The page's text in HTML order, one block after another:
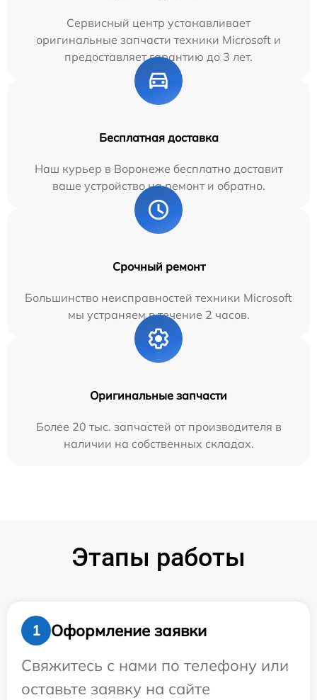
Сервисный центр устанавливает
оригинальные запчасти техники Microsoft и
предоставляет гарантию до 3 лет.
Бесплатная доставка
Наш курьер в Воронеже бесплатно доставит
ваше устройство на ремонт и обратно.
Срочный ремонт
Большинство неисправностей техники Microsoft
мы устраняем в течение 2 часов.
Оригинальные запчасти
Более 20 тыс. запчастей от производителя в
наличии на собственных складах.
Этапы работы
1
Оформление заявки
Свяжитесь с нами по телефону или
оставьте заявку на сайте